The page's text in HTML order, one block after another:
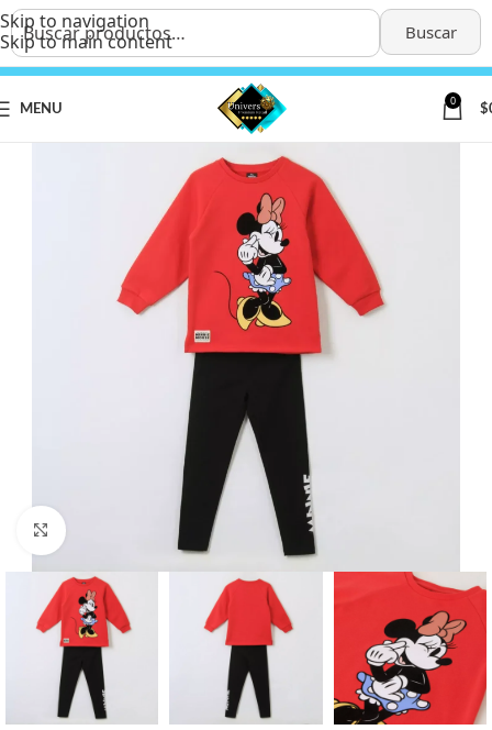
Buscar
Skip to navigation
Skip to main content
MENU
0
$
Click to enlarge